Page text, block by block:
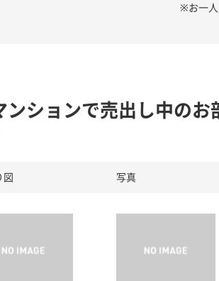
※お一人
ンションで売出し中のお
図 写真